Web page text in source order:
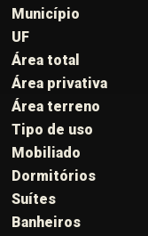
Município
UF
Área total
Área privativa
Área terreno
Tipo de uso
Mobiliado
Dormitórios
Suítes
Banheiros